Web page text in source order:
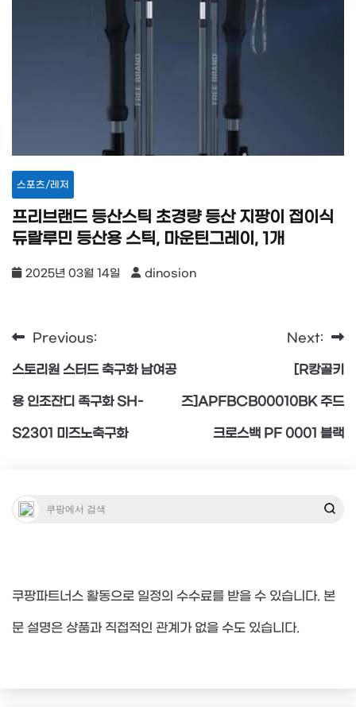
스포츠/레저
프리브랜드 등산스틱 초경량 등산 지팡이 접이식
듀랄루민 등산용 스틱, 마운틴그레이, 1개
2025년 03월 14일 dinosion
글
탐
색
Previous:
스토리원 스터드 축구화 남여공
용 인조잔디 족구화 SH-
S2301 미즈노축구화
Next:
[R캉골키
즈]APFBCB00010BK 주드
크로스백 PF 0001 블랙
쿠팡파트너스 활동으로 일정의 수수료를 받을 수 있습니다. 본
문 설명은 상품과 직접적인 관계가 없을 수도 있습니다.